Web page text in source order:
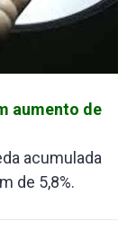
aumento de
acumulada
de 5,8%.